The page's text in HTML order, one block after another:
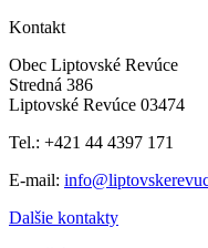
Kontakt
Obec Liptovské Revúce
Stredná 386
Liptovské Revúce 03474
Tel.: +421 44 4397 171
E-mail:
Dalšie kontakty